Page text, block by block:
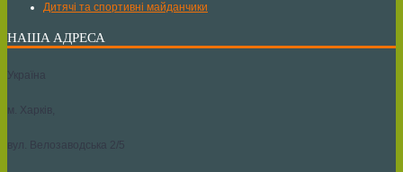
Дитячі та спортивні майданчики
НАША АДРЕСА
Україна
м. Харків,
вул. Велозаводська 2/5